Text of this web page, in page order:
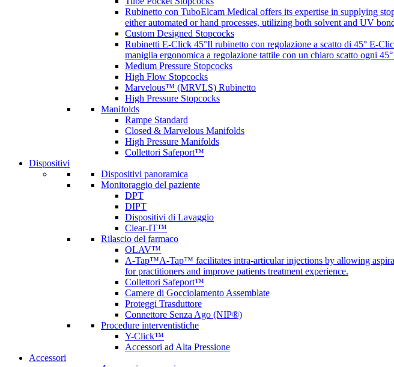
Rubinetto con TuboElcam Medical offers its expertise in supplying
either automated or hand processes, utilizing both solvent and UV
Custom Designed Stopcocks
Rubinetti E-Click 45°Il rubinetto con regolazione a scatto di 45° E-
maniglia ergonomica a regolazione tattile con un chiaro scatto ogni
Medium Pressure Stopcocks
High Flow Stopcocks
Marvelous™ (MRVLS) Rubinetto
High Pressure Stopcocks
Manifolds
Rampe Standard
Closed & Marvelous Manifolds
High Pressure Manifolds
Collettori Safeport™
Dispositivi
Dispositivi panoramica
Monitoraggio del paziente
DPT
DIPT
Dispositivi di Lavaggio
Clear-IT™
Rilascio del farmaco
OLAV™
A-Tap™A-Tap™ facilitates intra-articular injections by allowing
for practitioners and improve patients treatment experience.
Collettori Safeport™
Camere di Gocciolamento Assemblate
Proteggi Trasduttore
Connettore Senza Ago (NIP®)
Procedure interventistiche
Y-Click™
Accessori ad Alta Pressione
Accessori